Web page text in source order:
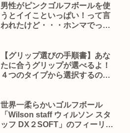
男性がピンクゴルフボールを使
うとイイこといっぱい！って言
われたけど・・・ホンマでっ
【グリップ選びの手順書】あな
たに合うグリップが選べるよ！
４つのタイプから選択するのが
世界一柔らかいゴルフボール
「Wilson staff ウィルソン スタ
ッフ DX２SOFT」のフィーリン